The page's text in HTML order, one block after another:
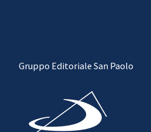
Gruppo Editoriale San Paolo